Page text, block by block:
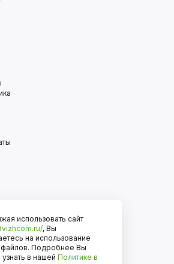
использовать сайт
, Вы
на использование
Подробнее Вы
в нашей Политике в